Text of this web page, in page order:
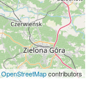
OpenStreetMapcontributors